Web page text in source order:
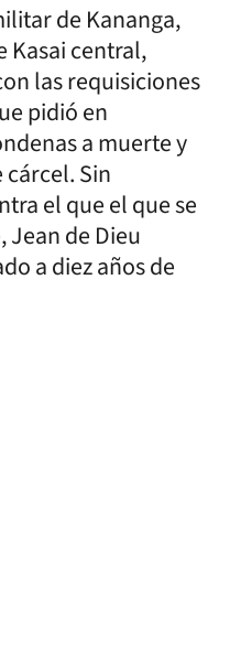
de Kananga,
Kasai central,
las requisiciones
pidió en
a muerte y
cárcel. Sin
el que el que se
Jean de Dieu
a diez años de